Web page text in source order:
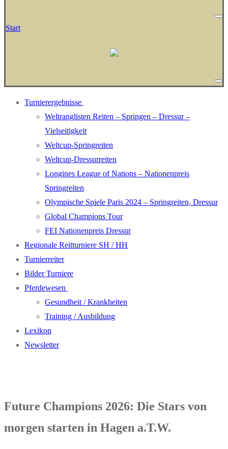
Start
Turnierergebnisse
Weltranglisten Reiten – Springen – Dressur –
Vielseitigkeit
Weltcup-Springreiten
Weltcup-Dressurreiten
Longines League of Nations – Nationenpreis
Springreiten
Olympische Spiele Paris 2024 – Springreiten, Dressur
Global Champions Tour
FEI Nationenpreis Dressur
Regionale Reitturniere SH / HH
Turnierreiter
Bilder Turniere
Pferdewesen
Gesundheit / Krankheiten
Training / Ausbildung
Lexikon
Newsletter
Future Champions 2026: Die Stars von
morgen starten in Hagen a.T.W.